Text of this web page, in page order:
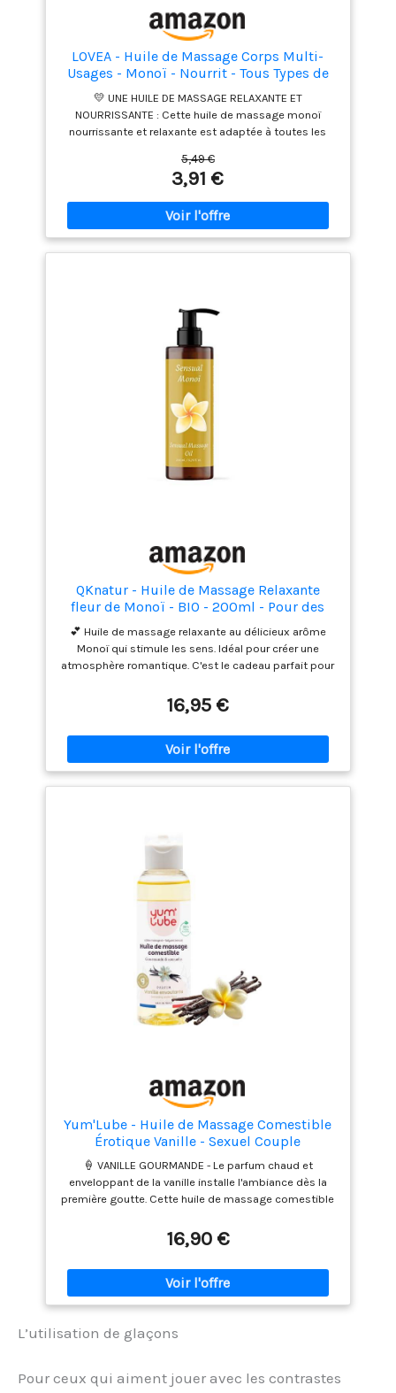
LOVEA - Huile de Massage Corps Multi-
Usages - Monoï - Nourrit - Tous Types de
Peaux - 97% d'Origine Naturelle - Sans
Colorant - Vegan - Fabriqué en France - 50
ml
💛 UNE HUILE DE MASSAGE RELAXANTE ET
NOURRISSANTE : Cette huile de massage monoï
nourrissante et relaxante est adaptée à toutes les
100% D'ORIGINE NATURELLE : L'huile de massage
Lovea est composée de 97% d'ingrédients d'origine
naturelle. Nourrissante et sans colorant elle nourrit et
adoucit la peau. 💛 AU MONOÏ : Profitez d'une huile au
monoï au parfum fleuri pour un moment de douceur
et de sensualité. Elle laisse votre peau douce et
un flacon en verre recyclable pour un impact
environnemental limité. 💛 UNE MARQUE FRANÇAISE,
NATURELLE, PLAISIR & RESPONSABLE : Lovea propose
des produits solaires et de beauté à fort %
d'ingrédients d'origine naturelle, fabriqués en France
et respectueux de la peau.
5,49 €
3,91 €
QKnatur - Huile de Massage Relaxante
fleur de Monoï - BIO - 200ml - Pour des
Massages Corporelles - Monoi
💕 Huile de massage relaxante au délicieux arôme
Monoï qui stimule les sens. Idéal pour créer une
atmosphère romantique. C'est le cadeau parfait pour
facilement absorbé, idéal pour les massages ou
simplement à appliquer après une journée fatigante
pour détendre les articulations, les muscles, le dos, ..
Sa formule soignée permet une absorption facile et
permet des massages ou des manipulations laissant
la peau douce et hydraté en même temps ✨ Notre
laissant la peau avec un toucher doux et invitant,
prête à être caressée avec un agréable massage.
L'huile de Monoï adoucit, hydrate, rajeunit et illumine
la peau 👌🏻 100% naturel ne contient pas de
parabènes, d'huiles minérales ou de parfums
artificiels. Fabriqué en Espagne 👌🏻 100%
SATISFACTION GARANTIE. Garantie de remboursement
de 30 jours. Nous sommes convaincus que notre
huile de massage est le meilleur sur le marché, mais
si pour une raison quelconque vous n'êtes pas
entièrement satisfait, veuillez demander un
remboursement. Nous promettons qu'il n'y aura pas
16,95 €
Yum'Lube - Huile de Massage Comestible
Érotique Vanille - Sexuel Couple
🍦 VANILLE GOURMANDE - Le parfum chaud et
enveloppant de la vanille installe l'ambiance dès la
première goutte. Cette huile de massage comestible
vanille. 💧 GLISSE LONGUE ET EFFET CHAUFFANT - Là où
un gel devient collant, sa texture lubrifiante reste
fluide pour masser tout le corps : quelques gouttes
suffisent. Et sous le frottement, la chaleur monte
doucement, caresse après caresse. 🌱 100 %
100 % d'ingrédients d'origine naturelle, dont 97 %
respecte votre peau. 🇫🇷 FABRIQUÉE EN FRANCE - Ce
16,90 €
L’utilisation de glaçons
Pour ceux qui aiment jouer avec les contrastes